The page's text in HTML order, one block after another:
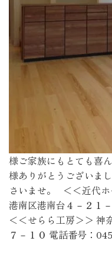
様ご家族にもとても喜
様ありがとうございま
さいませ。 ＜＜近代
港南区港南台４－２１
＜＜せらら工房＞＞ 神
７－１０ 電話番号：